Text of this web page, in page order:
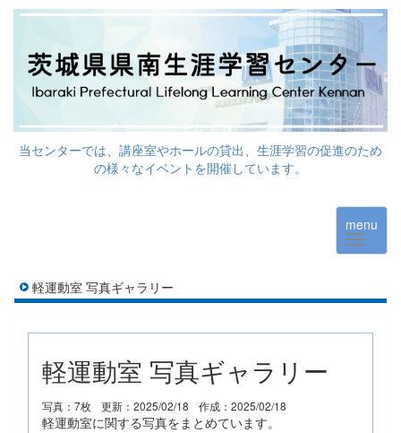
当センターでは、講座室やホールの貸出、生涯学習の促進のため
の様々なイベントを開催しています。
menu
軽運動室 写真ギャラリー
軽運動室 写真ギャラリー
写真：7枚 更新：2025/02/18 作成：2025/02/18
軽運動室に関する写真をまとめています。